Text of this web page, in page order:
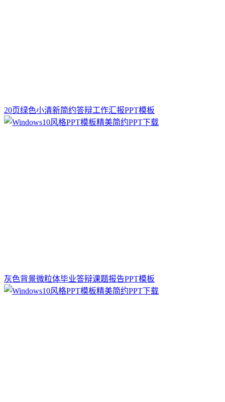
20页绿色小清新简约答辩工作汇报PPT模板
灰色背景微粒体毕业答辩课题报告PPT模板